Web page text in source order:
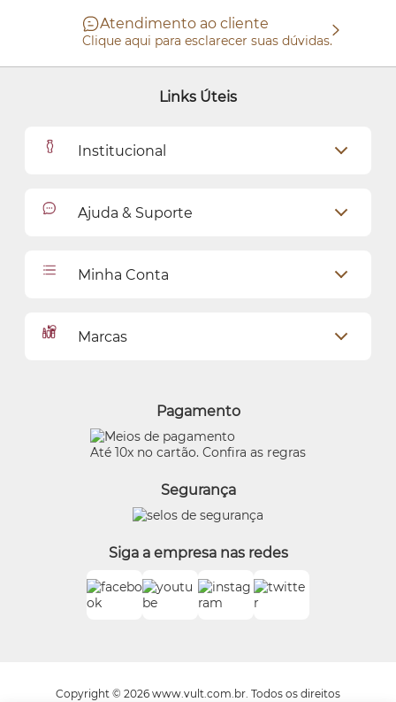
Atendimento ao cliente
Clique aqui para esclarecer suas dúvidas.
Links Úteis
Institucional
Como Comprar
Ajuda & Suporte
Seja uma revendedora
Pagamentos
Política de Privacidade
Preferências de Cookies
Termos de Uso
Trocas e Devoluções
Minha Conta
Meus endereços
Marcas
Quem Disse, Berenice?
Beleza na Web
Boticário Internacional
Pagamento
Até 10x no cartão. Confira as regras
Segurança
Siga a empresa nas redes
Copyright © 2026 www.vult.com.br. Todos os direitos